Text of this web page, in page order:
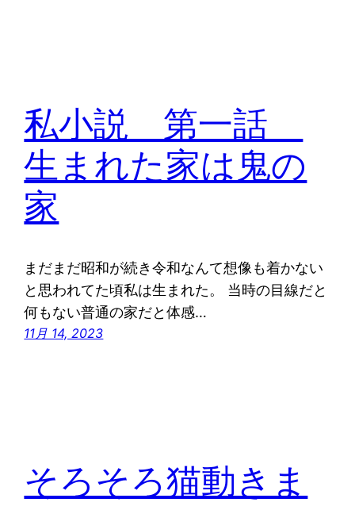
私小説 第一話
生まれた家は鬼の
家
まだまだ昭和が続き令和なんて想像も着かない
と思われてた頃私は生まれた。 当時の目線だと
何もない普通の家だと体感…
11月 14, 2023
そろそろ猫動きま